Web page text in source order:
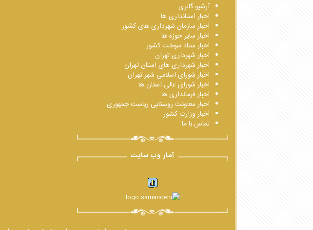
آرشیو گالری
اخبار استانداری ها
اخبار سازمان شهرداری های کشور
اخبار سایر حوزه ها
اخبار ستاد سوخت کشور
اخبار شهرداری تهران
اخبار شهرداری های استان تهران
اخبار شورای اسلامی شهر تهران
اخبار شورای عالی استان ها
اخبار فرمانداری ها
اخبار معاونت روستایی ریاست جمهوری
اخبار وزارت کشور
تماس با ما
آمار وب سایت